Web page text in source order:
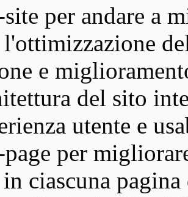
per andare a
l'ottimizzazione
e
del sito
utente e
page per
ciascuna